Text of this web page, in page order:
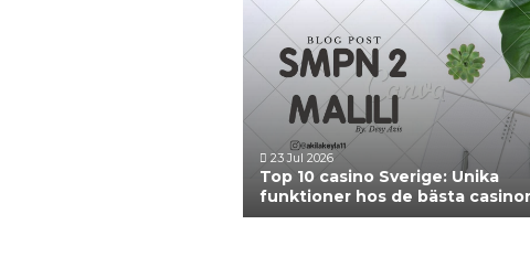
23 Jul 2026
Top 10 casino Sverige: Unika
funktioner hos de bästa